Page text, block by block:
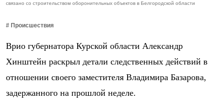
связано со строительством оборонительных объектов в Белгородской области
# Происшествия
Врио губернатора Курской области Александр
Хинштейн раскрыл детали следственных действий в
отношении своего заместителя Владимира Базарова,
задержанного на прошлой неделе.